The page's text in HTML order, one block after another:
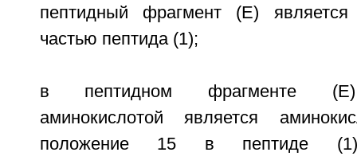
пептидный фрагмент (Е) является
частью пептида (1);
в пептидном фрагменте (Е)
аминокислотой является
положение 15 в пептиде (1),